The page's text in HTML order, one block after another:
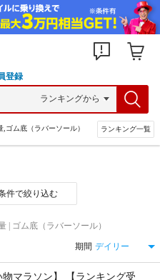
登録
ゴム底（ラバーソール） ランキング一覧
件で絞り込む
| ゴム底（ラバーソール）
期間
物マラソン】 【ランキング受